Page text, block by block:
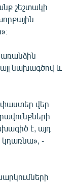
շեշտակի
նախագծով և
վեր
է, այդ
կդառնա», -